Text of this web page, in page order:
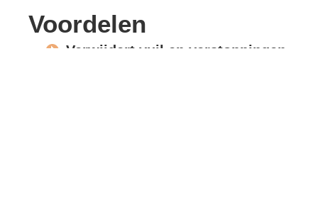
Voordelen
Verwijdert vuil en verstoppingen